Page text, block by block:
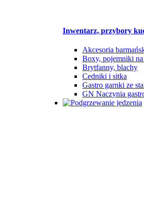
Inwentarz, przybory
Akcesoria
Boxy, pojemniki na
Brytfanny, blachy
Cedniki i sitka
Gastro garnki ze
GN Naczynia